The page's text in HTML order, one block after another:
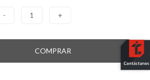
- 1 +
COMPRAR